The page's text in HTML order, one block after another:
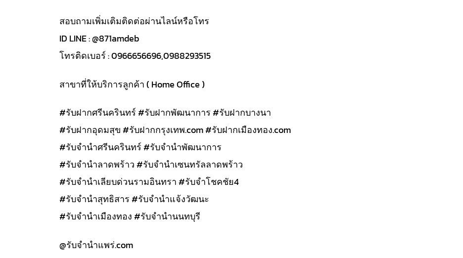
สอบถามเพิ่มเติมติดต่อผ่านไลน์หรือโทร
ID LINE : @871amdeb
โทรติดเบอร์ : 0966656696,0988293515
สาขาที่ให้บริการลูกค้า ( Home Office )
#รับฝากศรีนครินทร์ #รับฝากพัฒนาการ #รับฝากบางนา
#รับฝากอุดมสุข #รับฝากกรุงเทพ.com #รับฝากเมืองทอง.com
#รับจำนำศรีนครินทร์ #รับจำนำพัฒนาการ
#รับจำนำลาดพร้าว #รับจำนำเซนทรัลลาดพร้าว
#รับจำนำเลียบด่วนรามอินทรา #รับจำโชคชัย4
#รับจำนำสุทธิสาร #รับจำนำแจ้งวัฒนะ
#รับจำนำเมืองทอง #รับจำนำนนทบุรี
@รับจํานําแพร่.com